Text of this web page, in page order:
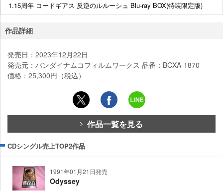
1.15周年 コードギアス 反逆のルルーシュ Blu-ray BOX(特装限定版)
作品詳細
発売日：2023年12月22日
発売元：バンダイナムコフィルムワークス 品番：BCXA-1870
価格：25,300円（税込）
作品一覧を見る
CDシングル売上TOP2作品
1991年01月21日発売
Odyssey